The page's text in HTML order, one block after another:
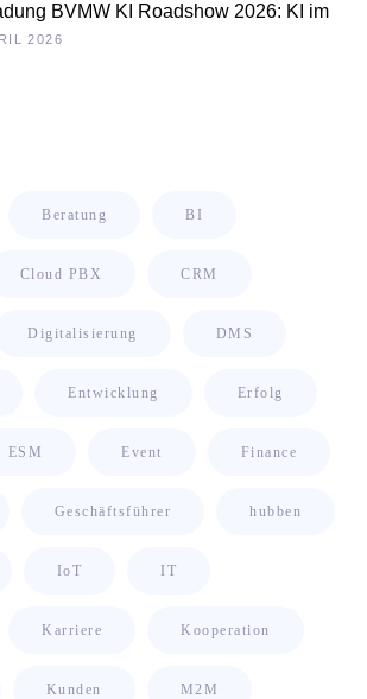
BVMW KI Roadshow 2026: KI im
Ihrer Unternehmensdaten
2026
Beratung BI
Cloud PBX CRM
Digitalisierung DMS
Entwicklung Erfolg
ESM Event Finance
Geschäftsführer hubben
IoT IT
Karriere Kooperation
Kunden M2M